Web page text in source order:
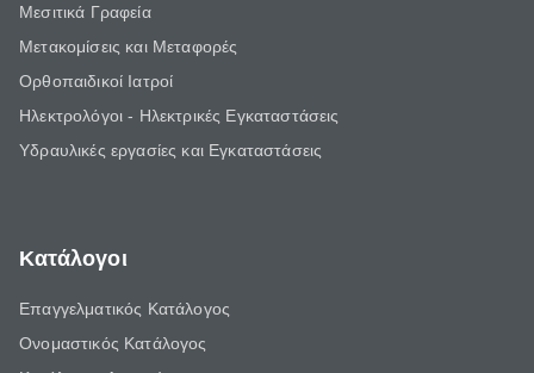
Μεσιτικά Γραφεία
Μετακομίσεις και Μεταφορές
Ορθοπαιδικοί Ιατροί
Ηλεκτρολόγοι - Ηλεκτρικές Εγκαταστάσεις
Υδραυλικές εργασίες και Εγκαταστάσεις
Κατάλογοι
Επαγγελματικός Κατάλογος
Ονομαστικός Κατάλογος